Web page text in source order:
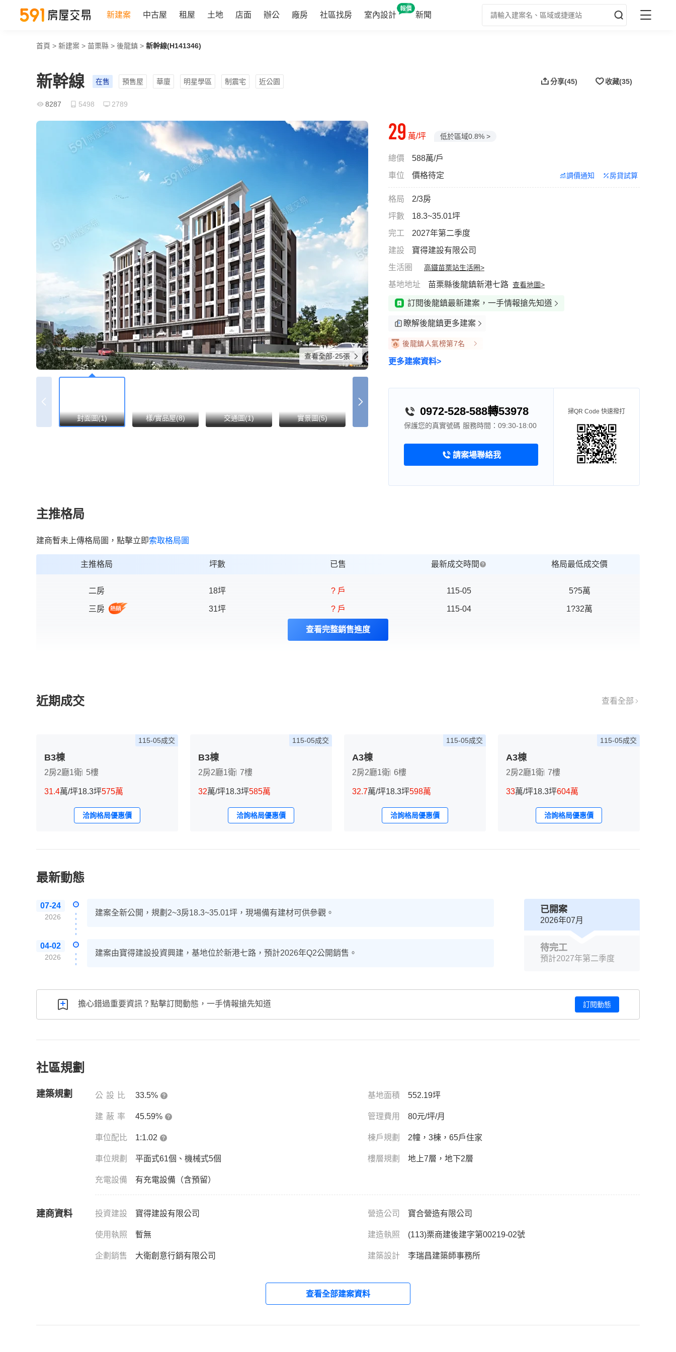
新建案 中古屋 租屋 土地 店面 辦公 廠房 社區找房 室內設計 新聞
首頁 > 新建案 > 苗栗縣 > 後龍鎮 > 新幹線(H141346)
新幹線 在售 預售屋 華廈 明星學區 制震宅 近公園 分享(45) 收藏(35)
8287 5498 2789
查看全部·25張
封面圖(1) 樣/實品屋(8) 交通圖(1) 實景圖(5)
29 萬/坪 低於區域0.8% >
總價
588萬/戶
車位
價格待定 調價通知 房貸試算
格局
2/3房
坪數
18.3~35.01坪
完工
2027年第二季度
建設
寶得建設有限公司
生活圈
高鐵苗栗站生活圈>
基地地址 苗栗縣後龍鎮新港七路 查看地圖>
訂閱後龍鎮最新建案，一手情報搶先知道
瞭解後龍鎮更多建案
後龍鎮人氣榜第7名
更多建案資料>
0972-528-588轉53978
保護您的真實號碼
服務時間：09:30-18:00
已有24人諮詢
請案場聯絡我
掃QR Code 快速撥打
主推格局
建商暫未上傳格局圖，點擊立即索取格局圖
主推格局 坪數 已售 最新成交時間 格局最低成交價
二房 18坪 ? 戶 115-05 5?5萬
三房 31坪 ? 戶 115-04 1?32萬
查看完整銷售進度
近期成交 查看全部
115-05成交
B3棟
2房2廳1衛 5樓
31.4萬/坪18.3坪575萬
洽詢格局優惠價
115-05成交
B3棟
2房2廳1衛 7樓
32萬/坪18.3坪585萬
洽詢格局優惠價
115-05成交
A3棟
2房2廳1衛 6樓
32.7萬/坪18.3坪598萬
洽詢格局優惠價
115-05成交
A3棟
2房2廳1衛 7樓
33萬/坪18.3坪604萬
洽詢格局優惠價
最新動態
已開案
2026年07月
待完工
預計2027年第二季度
07-24
2026 建案全新公開，規劃2~3房18.3~35.01坪，現場備有建材可供參觀。
04-02
2026 建案由寶得建設投資興建，基地位於新港七路，預計2026年Q2公開銷售。
擔心錯過重要資訊？點擊訂閱動態，一手情報搶先知道 訂閱動態
社區規劃
建築規劃 公設比 33.5% 基地面積 552.19坪
建蔽率 45.59% 管理費用 80元/坪/月
車位配比 1:1.02 棟戶規劃 2幢，3棟，65戶住家
車位規劃 平面式61個、機械式5個 樓層規劃 地上7層，地下2層
充電設備 有充電設備（含預留）
建商資料 投資建設 寶得建設有限公司 營造公司 寶合營造有限公司
使用執照 暫無 建造執照 (113)栗商建後建字第00219-02號
企劃銷售 大衛創意行銷有限公司 建築設計 李瑞昌建築師事務所
查看全部建案資料